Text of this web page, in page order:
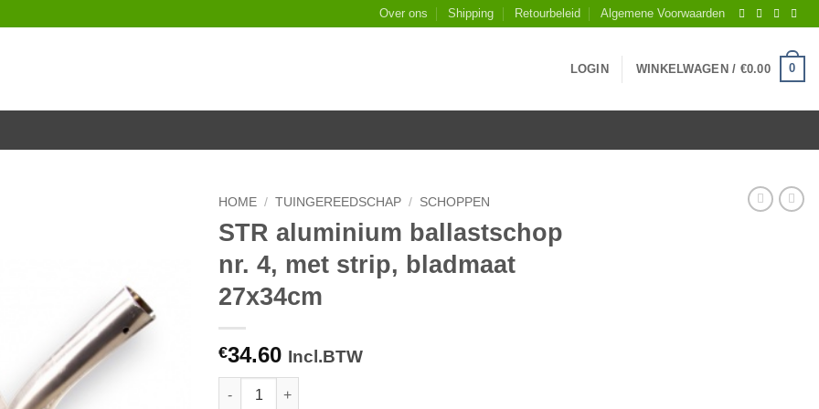
Over ons Shipping Retourbeleid Algemene Voorwaarden
LOGIN WINKELWAGEN / €0.00 0
HOME / TUINGEREEDSCHAP / SCHOPPEN
STR aluminium ballastschop
nr. 4, met strip, bladmaat
27x34cm
€34.60 Incl.BTW
STR aluminium ballastschop nr. 4, met strip, bladmaat 27x34cm aantal